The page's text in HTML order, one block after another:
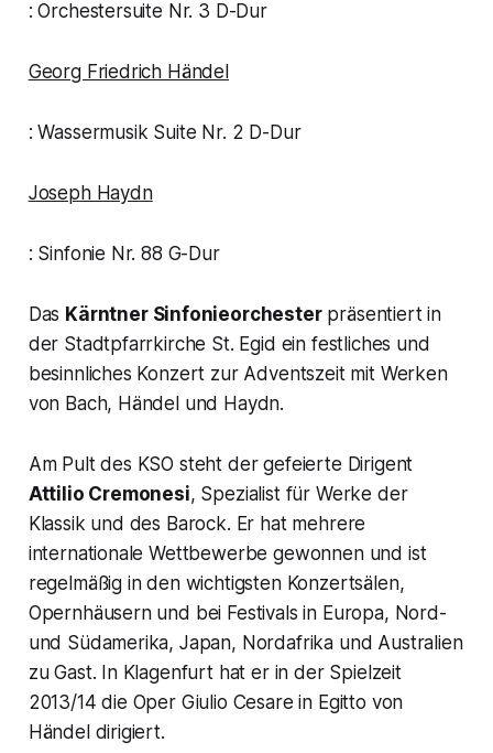
: Orchestersuite Nr. 3 D-Dur
Georg Friedrich Händel
: Wassermusik Suite Nr. 2 D-Dur
Joseph Haydn
: Sinfonie Nr. 88 G-Dur
Das Kärntner Sinfonieorchesterpräsentiert in
der Stadtpfarrkirche St. Egid ein festliches und
besinnliches Konzert zur Adventszeit mit Werken
von Bach, Händel und Haydn.
Am Pult des KSO steht der gefeierte Dirigent
Attilio Cremonesi, Spezialist für Werke der
Klassik und des Barock. Er hat mehrere
internationale Wettbewerbe gewonnen und ist
regelmäßig in den wichtigsten Konzertsälen,
Opernhäusern und bei Festivals in Europa, Nord-
und Südamerika, Japan, Nordafrika und Australien
zu Gast. In Klagenfurt hat er in der Spielzeit
2013/14 die Oper Giulio Cesare in Egitto von
Händel dirigiert.